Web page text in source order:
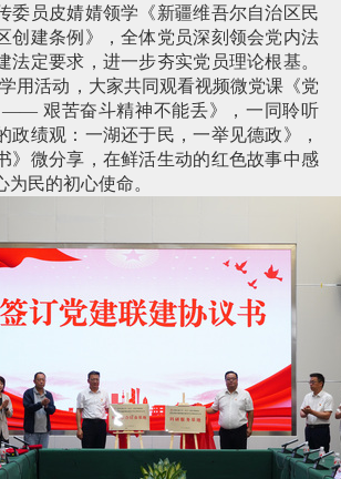
委员皮婧婧领学《新疆维吾尔自治区民
创建条例》，全体党员深刻领会党内法
法定要求，进一步夯实党员理论根基。
用活动，大家共同观看视频微党课《党
—— 艰苦奋斗精神不能丢》，一同聆听
政绩观：一湖还于民，一举见德政》，
》微分享，在鲜活生动的红色故事中感
民的初心使命。